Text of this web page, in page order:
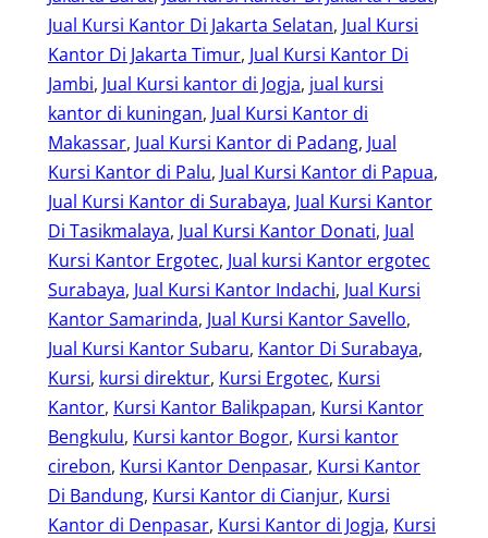
Jual Kursi Kantor Di Jakarta Selatan, Jual Kursi
Kantor Di Jakarta Timur, Jual Kursi Kantor Di
Jambi, Jual Kursi kantor di Jogja, jual kursi
kantor di kuningan, Jual Kursi Kantor di
Makassar, Jual Kursi Kantor di Padang, Jual
Kursi Kantor di Palu, Jual Kursi Kantor di Papua
Jual Kursi Kantor di Surabaya, Jual Kursi Kantor
Di Tasikmalaya, Jual Kursi Kantor Donati, Jual
Kursi Kantor Ergotec, Jual kursi Kantor ergotec
Surabaya, Jual Kursi Kantor Indachi, Jual Kursi
Kantor Samarinda, Jual Kursi Kantor Savello
Jual Kursi Kantor Subaru, Kantor Di Surabaya
Kursi, kursi direktur, Kursi Ergotec, Kursi
Kantor, Kursi Kantor Balikpapan, Kursi Kantor
Bengkulu, Kursi kantor Bogor, Kursi kantor
cirebon, Kursi Kantor Denpasar, Kursi Kantor
Di Bandung, Kursi Kantor di Cianjur, Kursi
Kantor di Denpasar, Kursi Kantor di Jogja, Kursi